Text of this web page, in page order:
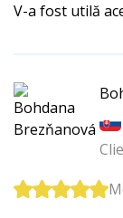
V-a fost utilă